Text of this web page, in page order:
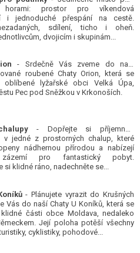
horami: prostor pro víkendová
i jednoduché přespání na cestě.
sdílení, ticho i oheň.
dvojicím i skupinám...
- Srdečně Vás zveme do naší
roubené Chaty Orion, která se
oblíbené lyžařské obci Velká Úpa,
Pec pod Sněžkou v Krkonoších.
- Dopřejte si příjemnou
v jedné z prostorných chalup, které
nádhernou přírodou a nabízejí
zázemí pro fantastický pobyt.
si klidné ráno, nadechněte se...
- Plánujete vyrazit do Krušných
Vás do naší Chaty U Koníků, která se
části obce Moldava, nedaleko
Její poloha potěší všechny
cyklistiky, pohodové...